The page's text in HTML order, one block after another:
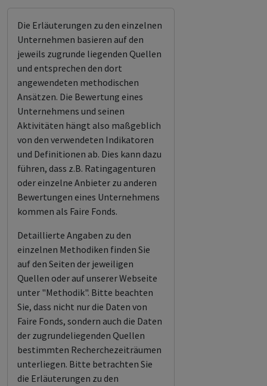
Die Erläuterungen zu den einzelnen
Unternehmen basieren auf den
jeweils zugrunde liegenden Quellen
und entsprechen den dort
angewendeten methodischen
Ansätzen. Die Bewertung eines
Unternehmens und seinen
Aktivitäten hängt also maßgeblich
von den verwendeten Indikatoren
und Definitionen ab. Dies kann dazu
führen, dass z.B. Ratingagenturen
oder einzelne Anbieter zu anderen
Bewertungen eines Unternehmens
kommen als Faire Fonds.
Detaillierte Angaben zu den
einzelnen Methodiken finden Sie
auf den Seiten der jeweiligen
Quellen oder auf unserer Webseite
unter "Methodik". Bitte beachten
Sie, dass nicht nur die Daten von
Faire Fonds, sondern auch die Daten
der zugrundeliegenden Quellen
bestimmten Recherchezeiträumen
unterliegen. Bitte betrachten Sie
die Erläuterungen zu den